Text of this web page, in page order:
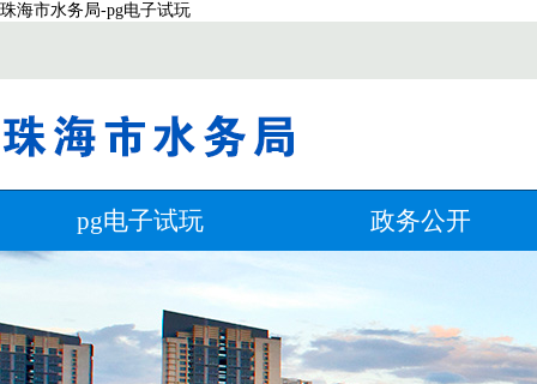
珠海市水务局-pg电子试玩
pg电子试玩 政务公开